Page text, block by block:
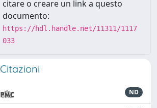
citare o creare un link a questo
documento:
https://hdl.handle.net/11311/1117
033
Citazioni
ND